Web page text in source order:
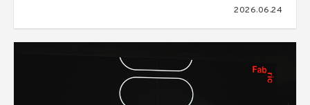
2026.06.24